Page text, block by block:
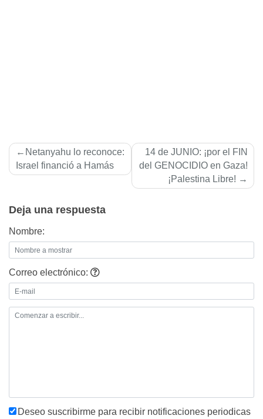
Navegación
de
Netanyahu lo reconoce:
Israel financió a Hamás
14 de JUNIO: ¡por el FIN
del GENOCIDIO en Gaza!
¡Palestina Libre!
Deja una respuesta
Nombre:
Correo electrónico:
Deseo suscribirme para recibir notificaciones periodicas